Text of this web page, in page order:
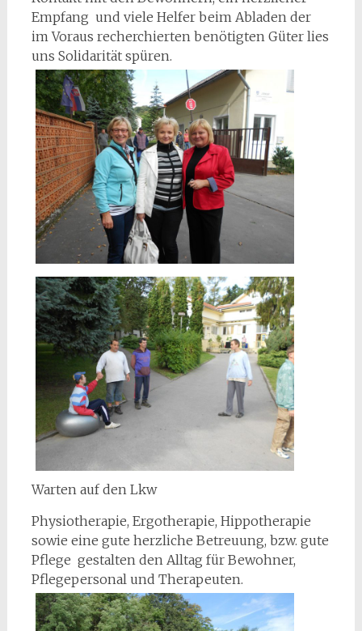
Empfang und viele Helfer beim Abladen der
im Voraus recherchierten benötigten Güter lies
uns Solidarität spüren.
Warten auf den Lkw
Physiotherapie, Ergotherapie, Hippotherapie
sowie eine gute herzliche Betreuung, bzw. gute
Pflege gestalten den Alltag für Bewohner,
Pflegepersonal und Therapeuten.